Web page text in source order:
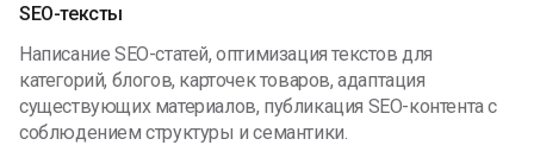
SEO-тексты
Написание SEO-статей, оптимизация текстов для
категорий, блогов, карточек товаров, адаптация
существующих материалов, публикация SEO-контента с
соблюдением структуры и семантики.